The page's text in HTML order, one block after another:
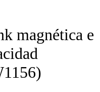
magnética e